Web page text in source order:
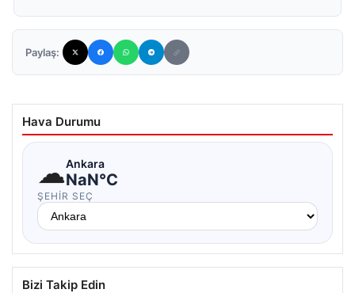
Paylaş:
Hava Durumu
☁Ankara
NaN°C
ŞEHIR SEÇ
Bizi Takip Edin